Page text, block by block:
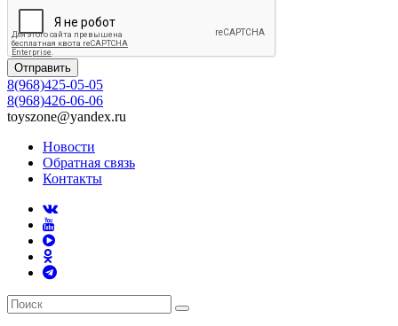
Отправить
8(968)425-05-05
8(968)426-06-06
toyszone@yandex.ru
Новости
Обратная связь
Контакты